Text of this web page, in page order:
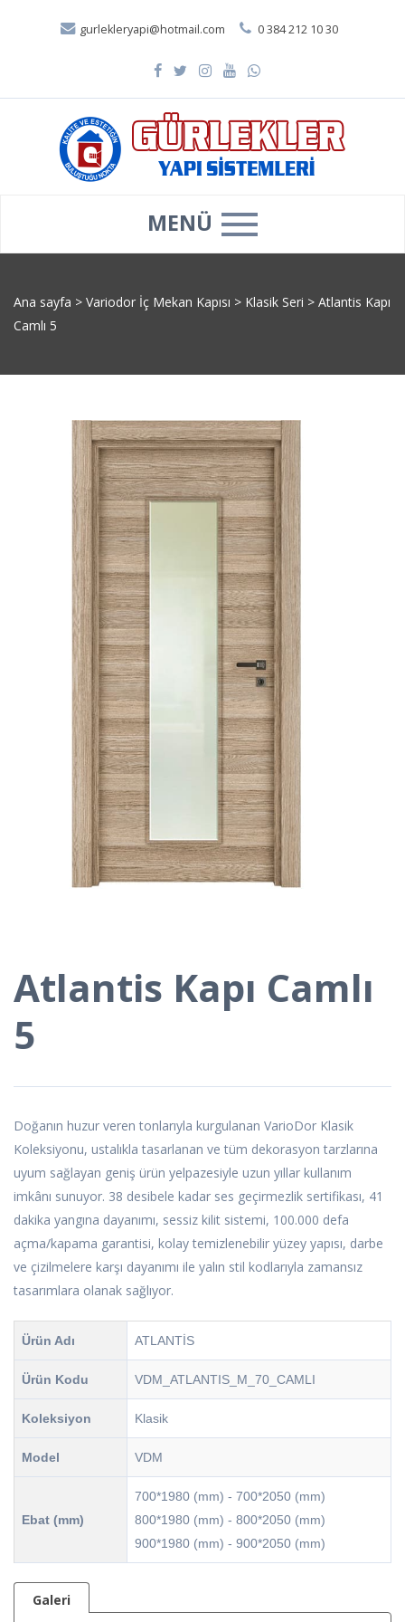
gurlekleryapi@hotmail.com 0 384 212 10 30
MENÜ
Ana sayfa > Variodor İç Mekan Kapısı > Klasik Seri > Atlantis Kapı
Camlı 5
Atlantis Kapı Camlı
5
Doğanın huzur veren tonlarıyla kurgulanan VarioDor Klasik
Koleksiyonu, ustalıkla tasarlanan ve tüm dekorasyon tarzlarına
uyum sağlayan geniş ürün yelpazesiyle uzun yıllar kullanım
imkânı sunuyor. 38 desibele kadar ses geçirmezlik sertifikası, 41
dakika yangına dayanımı, sessiz kilit sistemi, 100.000 defa
açma/kapama garantisi, kolay temizlenebilir yüzey yapısı, darbe
ve çizilmelere karşı dayanımı ile yalın stil kodlarıyla zamansız
tasarımlara olanak sağlıyor.
Ürün Adı ATLANTİS
Ürün Kodu VDM_ATLANTIS_M_70_CAMLI
Koleksiyon Klasik
Model VDM
Ebat (mm)
700*1980 (mm) - 700*2050 (mm)
800*1980 (mm) - 800*2050 (mm)
900*1980 (mm) - 900*2050 (mm)
Galeri